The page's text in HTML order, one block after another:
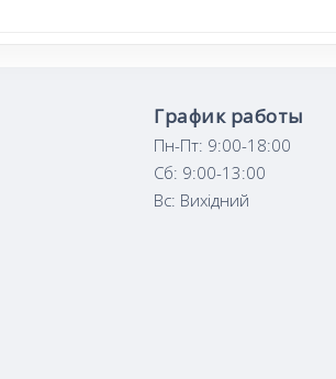
График работы
Пн-Пт: 9:00-18:00
Сб: 9:00-13:00
Вс: Вихідний